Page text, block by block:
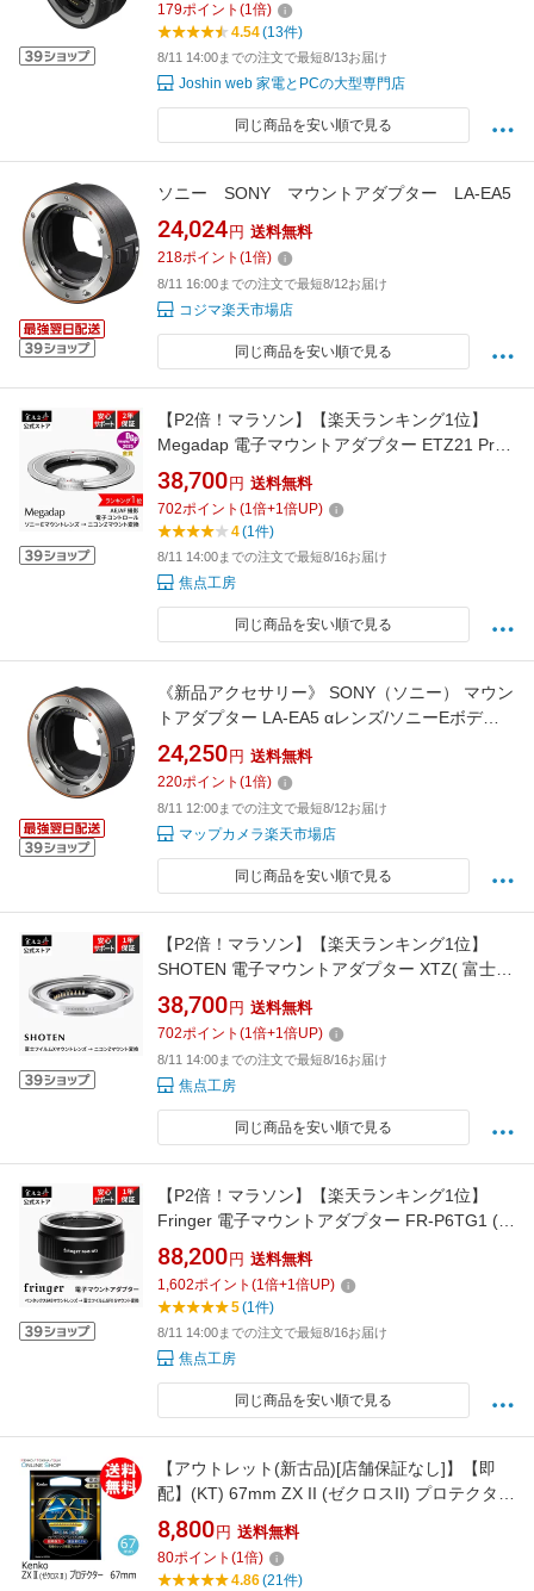
179ポイント (1倍)
4.54(13件)
8/11 14:00までの注文で最短8/13お届け
Joshin web 家電とPCの大型専門店
同じ商品を安い順で見る
ソニー SONY マウントアダプター LA-EA5
24,024 円 送料無料
218ポイント (1倍)
8/11 16:00までの注文で最短8/12お届け
コジマ楽天市場店
同じ商品を安い順で見る
【P2倍！マラソン】【楽天ランキング1位】
Megadap 電子マウントアダプター ETZ21 Pro+
(ソニー Eマウントレンズ → ニコン Zマウント
変換) DGP受賞 国内正規品 メーカー保証2年
AF-S AF-C AF対応 オートフォーカス Z fc Z 30
Z 50 APS-C 動画 ソニーGM 焦点工房
38,700 円 送料無料
702ポイント (1倍+1倍UP)
4(1件)
8/11 14:00までの注文で最短8/16お届け
焦点工房
同じ商品を安い順で見る
《新品アクセサリー》 SONY（ソニー） マウン
トアダプター LA-EA5 αレンズ/ソニーEボディ
用【フルサイズ対応】【KK9N0D18P】
24,250 円 送料無料
220ポイント (1倍)
8/11 12:00までの注文で最短8/12お届け
マップカメラ楽天市場店
同じ商品を安い順で見る
【P2倍！マラソン】【楽天ランキング1位】
SHOTEN 電子マウントアダプター XTZ( 富士フ
イルム Xマウントレンズ → ニコン Zマウント
変換)国内正規品 メーカー保証1年 オートフォ
ーカス 高速AF Nikon Z Xシステム ボディ内手
ブレ補正 焦点工房 USB接続 薄型 軽量
38,700 円 送料無料
702ポイント (1倍+1倍UP)
8/11 14:00までの注文で最短8/16お届け
焦点工房
同じ商品を安い順で見る
【P2倍！マラソン】【楽天ランキング1位】
Fringer 電子マウントアダプター FR-P6TG1 (ペ
ンタックス645レンズ → 富士フイルムGFX Gマ
ウント変換) 国内正規品 メーカー1年保証 アダ
プター 高速AF 富士フィルム フジフイルム
PENTAX 焦点工房
88,200 円 送料無料
1,602ポイント (1倍+1倍UP)
5(1件)
8/11 14:00までの注文で最短8/16お届け
焦点工房
同じ商品を安い順で見る
【アウトレット(新古品)[店舗保証なし]】【即
配】(KT) 67mm ZX II (ゼクロスII) プロテクター
ケンコー KENKO 【ネコポス便送料無料】保護
フィルター プロテクトフィルター 日本製＼お
得な店内クーポン配布中／
8,800 円 送料無料
80ポイント (1倍)
4.86(21件)